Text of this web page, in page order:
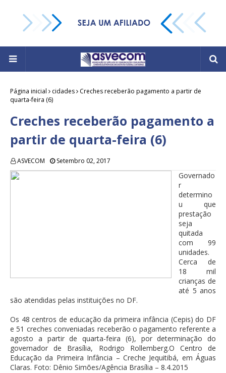
Página inicial cidades
Creches receberão pagamento a partir de
quarta-feira (6)
Creches receberão pagamento a
partir de quarta-feira (6)
ASVECOM Setembro 02, 2017
Governado
r
determino
u que
prestação
seja
quitada
com 99
unidades.
Cerca de
18 mil
crianças de
até 5 anos
são atendidas pelas instituições no DF.
Os 48 centros de educação da primeira infância (Cepis) do DF
e 51 creches conveniadas receberão o pagamento referente a
agosto a partir de quarta-feira (6), por determinação do
governador de Brasília, Rodrigo Rollemberg.O Centro de
Educação da Primeira Infância – Creche Jequitibá, em Águas
Claras. Foto: Dênio Simões/Agência Brasília – 8.4.2015